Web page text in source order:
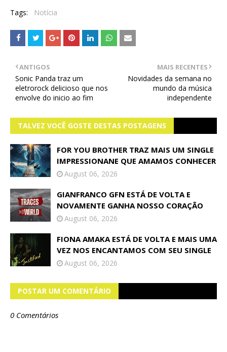
Tags: Notícia
MAIS RECENTES
Novidades da semana no
mundo da música
independente
ANTIGOS
Sonic Panda traz um
eletrorock delicioso que nos
envolve do inicio ao fim
TALVEZ VOCÊ GOSTE DESTAS POSTAGENS
FOR YOU BROTHER TRAZ MAIS UM SINGLE
IMPRESSIONANE QUE AMAMOS CONHECER
August 06, 2026
GIANFRANCO GFN ESTÁ DE VOLTA E
NOVAMENTE GANHA NOSSO CORAÇÃO
August 06, 2026
FIONA AMAKA ESTÁ DE VOLTA E MAIS UMA
VEZ NOS ENCANTAMOS COM SEU SINGLE
August 06, 2026
POSTAR UM COMENTÁRIO
0 Comentários